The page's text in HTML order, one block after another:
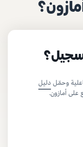
وحمّلدليل
على أمازون.